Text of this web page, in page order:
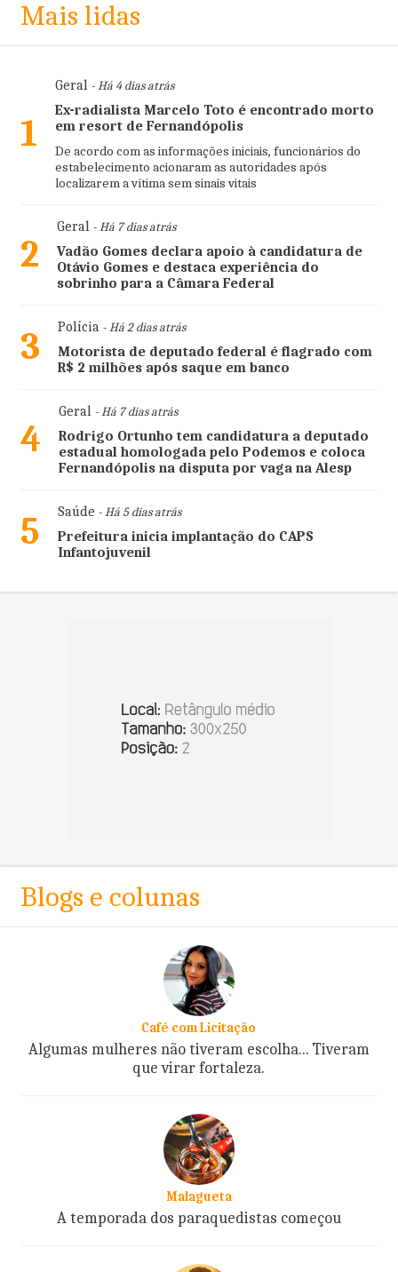
Mais lidas
1
Geral- Há 4 dias atrás
Ex-radialista Marcelo Toto é encontrado morto
em resort de Fernandópolis
De acordo com as informações iniciais, funcionários do
estabelecimento acionaram as autoridades após
localizarem a vítima sem sinais vitais
2
Geral- Há 7 dias atrás
Vadão Gomes declara apoio à candidatura de
Otávio Gomes e destaca experiência do
sobrinho para a Câmara Federal
3 Polícia- Há 2 dias atrás
Motorista de deputado federal é flagrado com
R$ 2 milhões após saque em banco
4
Geral- Há 7 dias atrás
Rodrigo Ortunho tem candidatura a deputado
estadual homologada pelo Podemos e coloca
Fernandópolis na disputa por vaga na Alesp
5 Saúde - Há 5 dias atrás
Prefeitura inicia implantação do CAPS
Infantojuvenil
Blogs e colunas
Café com Licitação
Algumas mulheres não tiveram escolha... Tiveram
que virar fortaleza.
Malagueta
A temporada dos paraquedistas começou